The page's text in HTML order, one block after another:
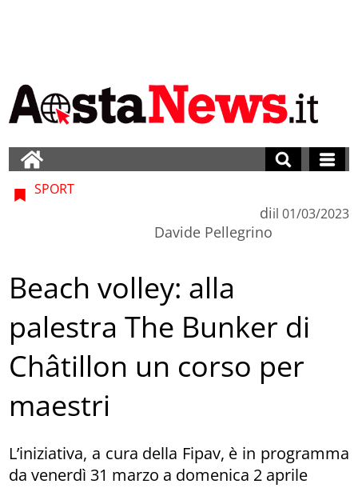
SPORT
di
Davide Pellegrino
il 01/03/2023
Beach volley: alla
palestra The Bunker di
Châtillon un corso per
maestri
L’iniziativa, a cura della Fipav, è in programma
da venerdì 31 marzo a domenica 2 aprile